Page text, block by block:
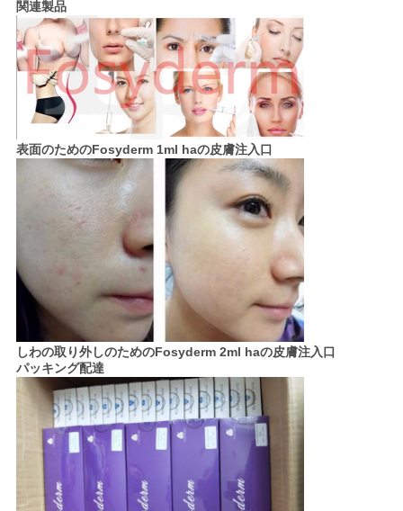
関連製品
表面のためのFosyderm 1ml haの皮膚注入口
しわの取り外しのためのFosyderm 2ml haの皮膚注入口
パッキング配達